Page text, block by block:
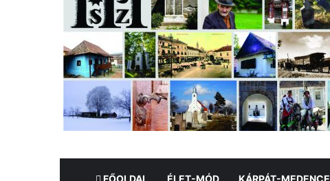
FŐOLDAL ÉLET-MÓD KÁRPÁT-MEDENCE